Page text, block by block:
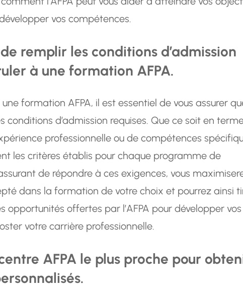
vos compétences.
remplir les conditions d’admission
à une formation AFPA.
formation AFPA, il est essentiel de vous assurer
conditions d’admission requises. Que ce soit en
professionnelle ou de compétences
les critères établis pour chaque programme de
de répondre à ces exigences, vous
dans la formation de votre choix et pourrez ainsi
opportunités offertes par l’AFPA pour développer vos
votre carrière professionnelle.
AFPA le plus proche pour